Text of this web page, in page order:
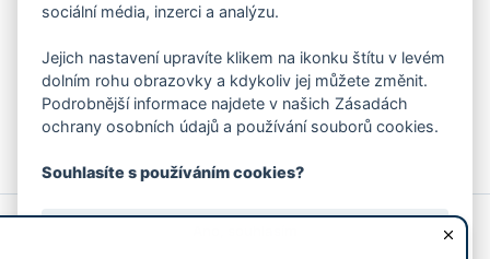
Chcete dostávat do svého mobilu či mailu upozornění na
ankety, pozvánky na kulturní a sportovní akce?
Více informací o aplikaci
© 2026 Magistrát města Zlína
Prohlášení o používání cookies
sociální média, inzerci a analýzu.
Jejich nastavení upravíte klikem na ikonku štítu v levém
dolním rohu obrazovky a kdykoliv jej můžete změnit.
Podrobnější informace najdete v našich Zásadách
ochrany osobních údajů a používání souborů cookies.
Souhlasíte s používáním cookies?